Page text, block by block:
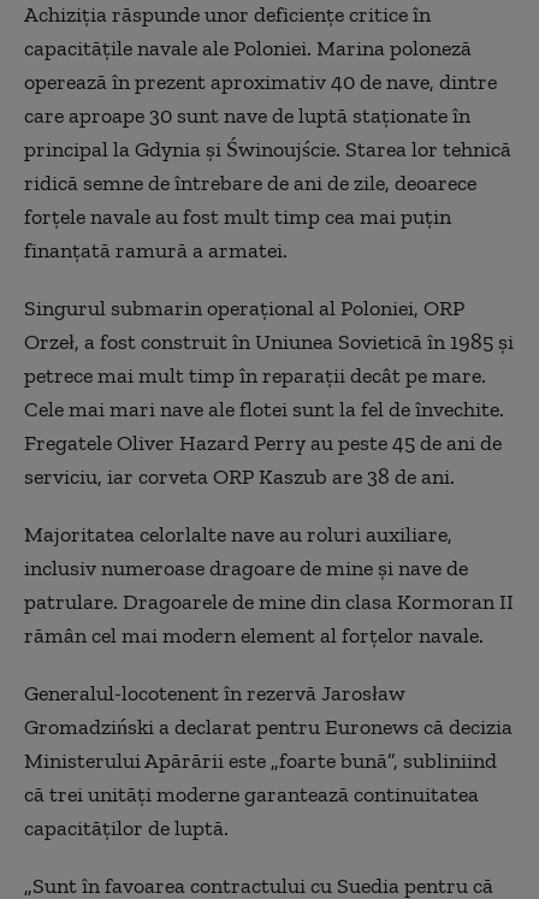
Achiziția răspunde unor deficiențe critice în
capacitățile navale ale Poloniei. Marina poloneză
operează în prezent aproximativ 40 de nave, dintre
care aproape 30 sunt nave de luptă staționate în
principal la Gdynia și Świnoujście. Starea lor tehnică
ridică semne de întrebare de ani de zile, deoarece
forțele navale au fost mult timp cea mai puțin
finanțată ramură a armatei.
Singurul submarin operațional al Poloniei, ORP
Orzeł, a fost construit în Uniunea Sovietică în 1985 și
petrece mai mult timp în reparații decât pe mare.
Cele mai mari nave ale flotei sunt la fel de învechite.
Fregatele Oliver Hazard Perry au peste 45 de ani de
serviciu, iar corveta ORP Kaszub are 38 de ani.
Majoritatea celorlalte nave au roluri auxiliare,
inclusiv numeroase dragoare de mine și nave de
patrulare. Dragoarele de mine din clasa Kormoran II
rămân cel mai modern element al forțelor navale.
Generalul-locotenent în rezervă Jarosław
Gromadziński a declarat pentru Euronews că decizia
Ministerului Apărării este „foarte bună”, subliniind
că trei unități moderne garantează continuitatea
capacităților de luptă.
„Sunt în favoarea contractului cu Suedia pentru că